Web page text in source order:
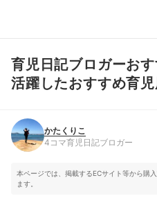
かたくりこ
4コマ育児日記ブロガー
育児日記ブロガーお
活躍したおすすめ育
かたくりこ
4コマ育児日記ブロガー
本ページでは、掲載するECサイト等から購
ます。